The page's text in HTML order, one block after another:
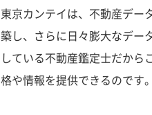
東京カンテイは、不動産デー
築し、さらに日々膨大なデー
している不動産鑑定士だから
格や情報を提供できるのです。